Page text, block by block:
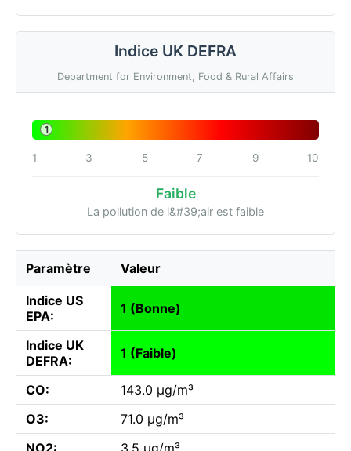
Indice UK DEFRA
Department for Environment, Food & Rural Affairs
1
1 3 5 7 9 10
Faible
La pollution de l&#39;air est faible
Paramètre Valeur
Indice US
EPA:
1 (Bonne)
Indice UK
DEFRA:
1 (Faible)
CO:
143.0 µg/m³
O3:
71.0 µg/m³
NO2:
3.5 µg/m³